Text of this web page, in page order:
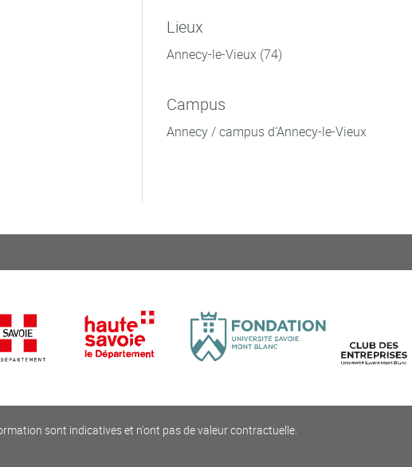
Lieux
Annecy-le-Vieux (74)
Campus
Annecy / campus d'Annecy-le-Vieux
sont indicatives et n'ont pas de valeur contractuelle.